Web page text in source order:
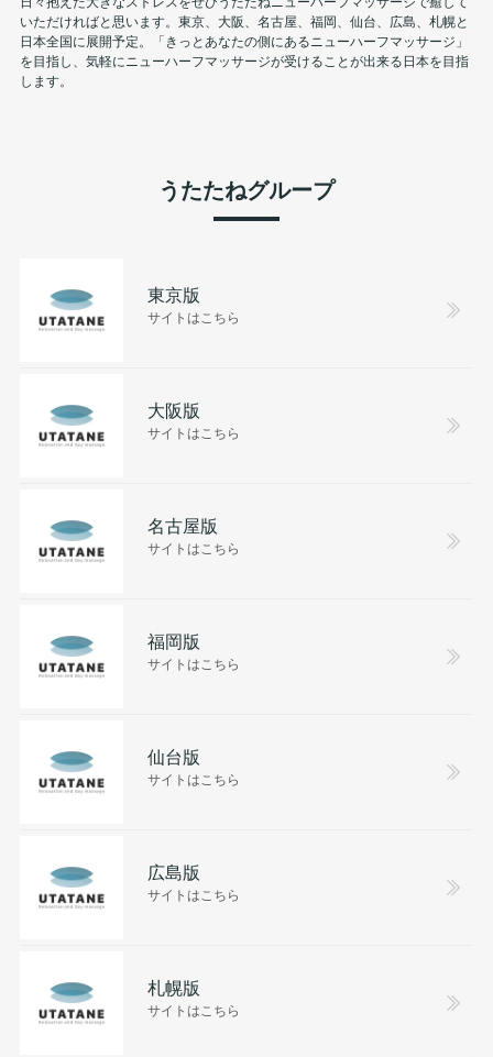
いただければと思います。東京、大阪、名古屋、福岡、仙台、広島、札幌と
日本全国に展開予定。「きっとあなたの側にあるニューハーフマッサージ」
を目指し、気軽にニューハーフマッサージが受けることが出来る日本を目指
します。
うたたねグループ
東京版
サイトはこちら
大阪版
サイトはこちら
名古屋版
サイトはこちら
福岡版
サイトはこちら
仙台版
サイトはこちら
広島版
サイトはこちら
札幌版
サイトはこちら